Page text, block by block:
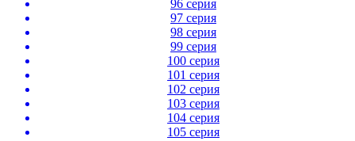
96 серия
97 серия
98 серия
99 серия
100 серия
101 серия
102 серия
103 серия
104 серия
105 серия